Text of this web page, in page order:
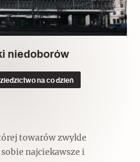
niedoborów
na co dzień
towarów zwykle
najciekawsze i